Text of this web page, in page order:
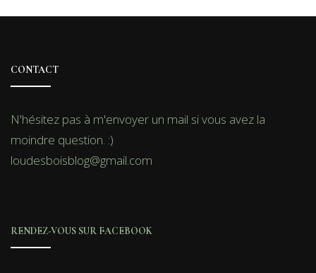
CONTACT
N'hésitez pas à m'envoyer un mail si vous avez la
moindre question. :)
loudesboisblog@gmail.com
RENDEZ-VOUS SUR FACEBOOK